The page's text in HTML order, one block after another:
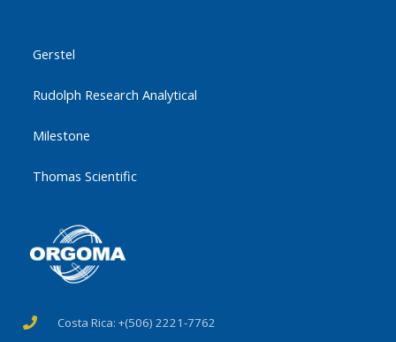
Gerstel
Rudolph Research Analytical
Milestone
Thomas Scientific
Costa Rica: +(506) 2221-7762